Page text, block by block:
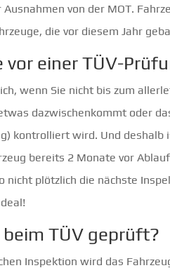
Ausnahmen von der MOT.
die vor diesem Jahr
vor einer TÜV-
wenn Sie nicht bis zum
dazwischenkommt oder
kontrolliert wird. Und deshalb
bereits 2 Monate vor
nicht plötzlich die nächste
TÜV geprüft?
Inspektion wird das